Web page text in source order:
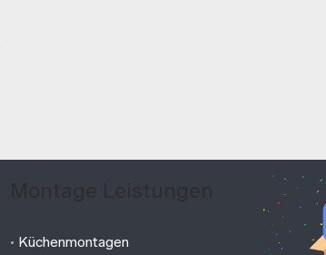
• Küchenmontagen